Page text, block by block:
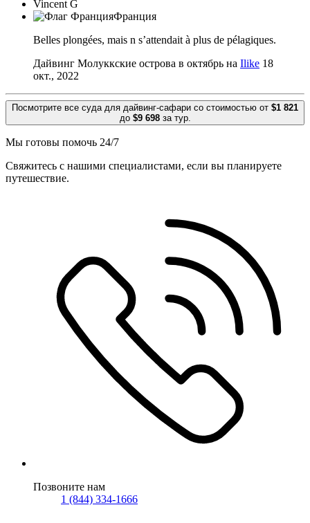
Vincent G
Франция
Belles plongées, mais n s’attendait à plus de pélagiques.
Дайвинг Молуккские острова в октябрь на Ilike 18
окт., 2022
Посмотрите все суда для дайвинг-сафари со стоимостью от $1 821
до $9 698за тур.
Мы готовы помочь 24/7
Свяжитесь с нашими специалистами, если вы планируете
путешествие.
Позвоните нам
1 (844) 334-1666